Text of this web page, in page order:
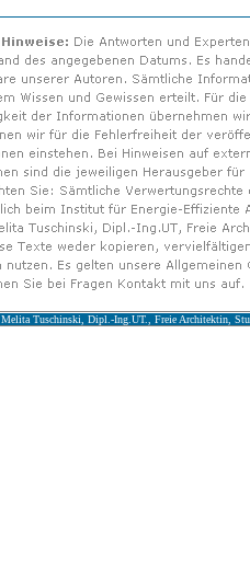
Melita Tuschinski, Dipl.-Ing.UT., Freie Architektin,